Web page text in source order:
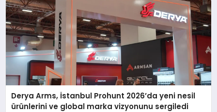
Derya Arms, İstanbul Prohunt 2026’da yeni nesil
ürünlerini ve global marka vizyonunu sergiledi